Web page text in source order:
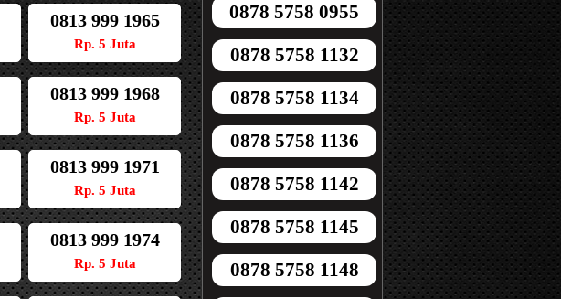
0813 999 1965
Rp. 5 Juta
0813 999 1968
Rp. 5 Juta
0813 999 1971
Rp. 5 Juta
0813 999 1974
Rp. 5 Juta
0878 5758 0955
0878 5758 1132
0878 5758 1134
0878 5758 1136
0878 5758 1142
0878 5758 1145
0878 5758 1148